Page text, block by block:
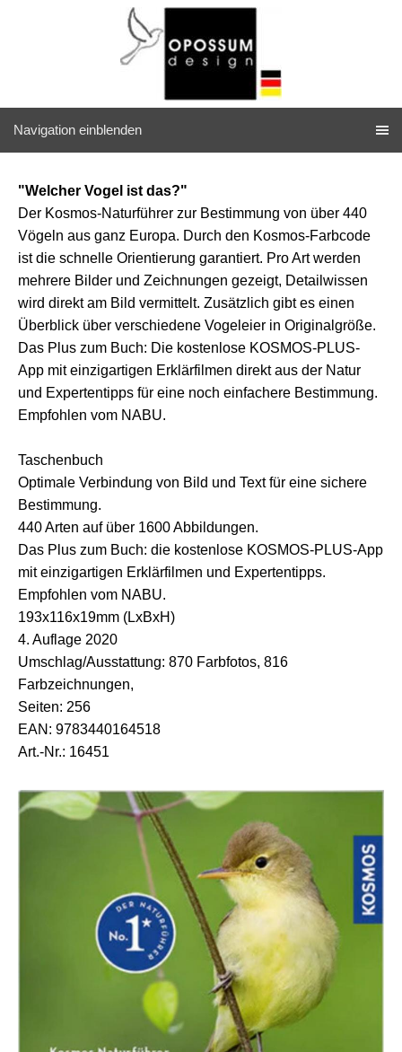
Navigation einblenden
"Welcher Vogel ist das?"
Der Kosmos-Naturführer zur Bestimmung von über 440
Vögeln aus ganz Europa. Durch den Kosmos-Farbcode
ist die schnelle Orientierung garantiert. Pro Art werden
mehrere Bilder und Zeichnungen gezeigt, Detailwissen
wird direkt am Bild vermittelt. Zusätzlich gibt es einen
Überblick über verschiedene Vogeleier in Originalgröße.
Das Plus zum Buch: Die kostenlose KOSMOS-PLUS-
App mit einzigartigen Erklärfilmen direkt aus der Natur
und Expertentipps für eine noch einfachere Bestimmung.
Empfohlen vom NABU.
Taschenbuch
Optimale Verbindung von Bild und Text für eine sichere
Bestimmung.
440 Arten auf über 1600 Abbildungen.
Das Plus zum Buch: die kostenlose KOSMOS-PLUS-App
mit einzigartigen Erklärfilmen und Expertentipps.
Empfohlen vom NABU.
193x116x19mm (LxBxH)
4. Auflage 2020
Umschlag/Ausstattung: 870 Farbfotos, 816
Farbzeichnungen,
Seiten: 256
EAN: 9783440164518
Art.-Nr.: 16451